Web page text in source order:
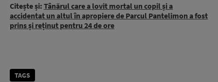
Citește și: Tânărul care a lovit mortal un copil și a
accidentat un altul în apropiere de Parcul Pantelimon a fost
prins și reținut pentru 24 de ore
TAGS